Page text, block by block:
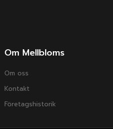
Om Mellbloms
Om oss
Kontakt
Företagshistorik